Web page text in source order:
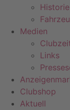
Historie
Medien
Links
Clubshop
Aktuell